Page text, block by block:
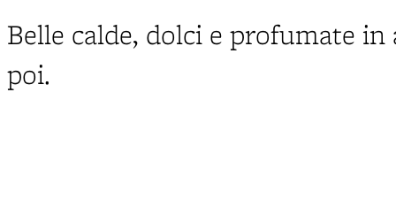
Belle calde, dolci e profumate
poi.